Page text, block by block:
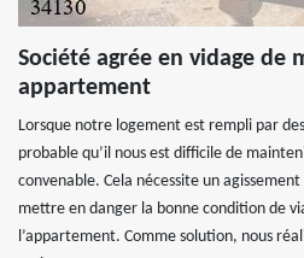
Société agrée en vidage de
appartement
Lorsque notre logement est rempli par
probable qu’il nous est difficile de
convenable. Cela nécessite un
mettre en danger la bonne condition de
l’appartement. Comme solution, nous